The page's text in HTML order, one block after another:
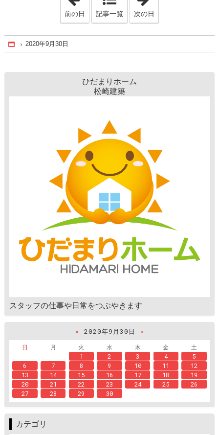
前の日 記事一覧 次の日
Home
2020年9月30日
ひだまりホーム
松崎建築
スタッフの仕事や日常をつぶやきます
« 2020年9月30日
»
日
月 火 水 木 金
土
1
2 3 4
5
6
7 8 9 10 11
12
13
14 15 16 17 18
19
20
21 22 23 24 25
26
27
28 29 30
カテゴリ